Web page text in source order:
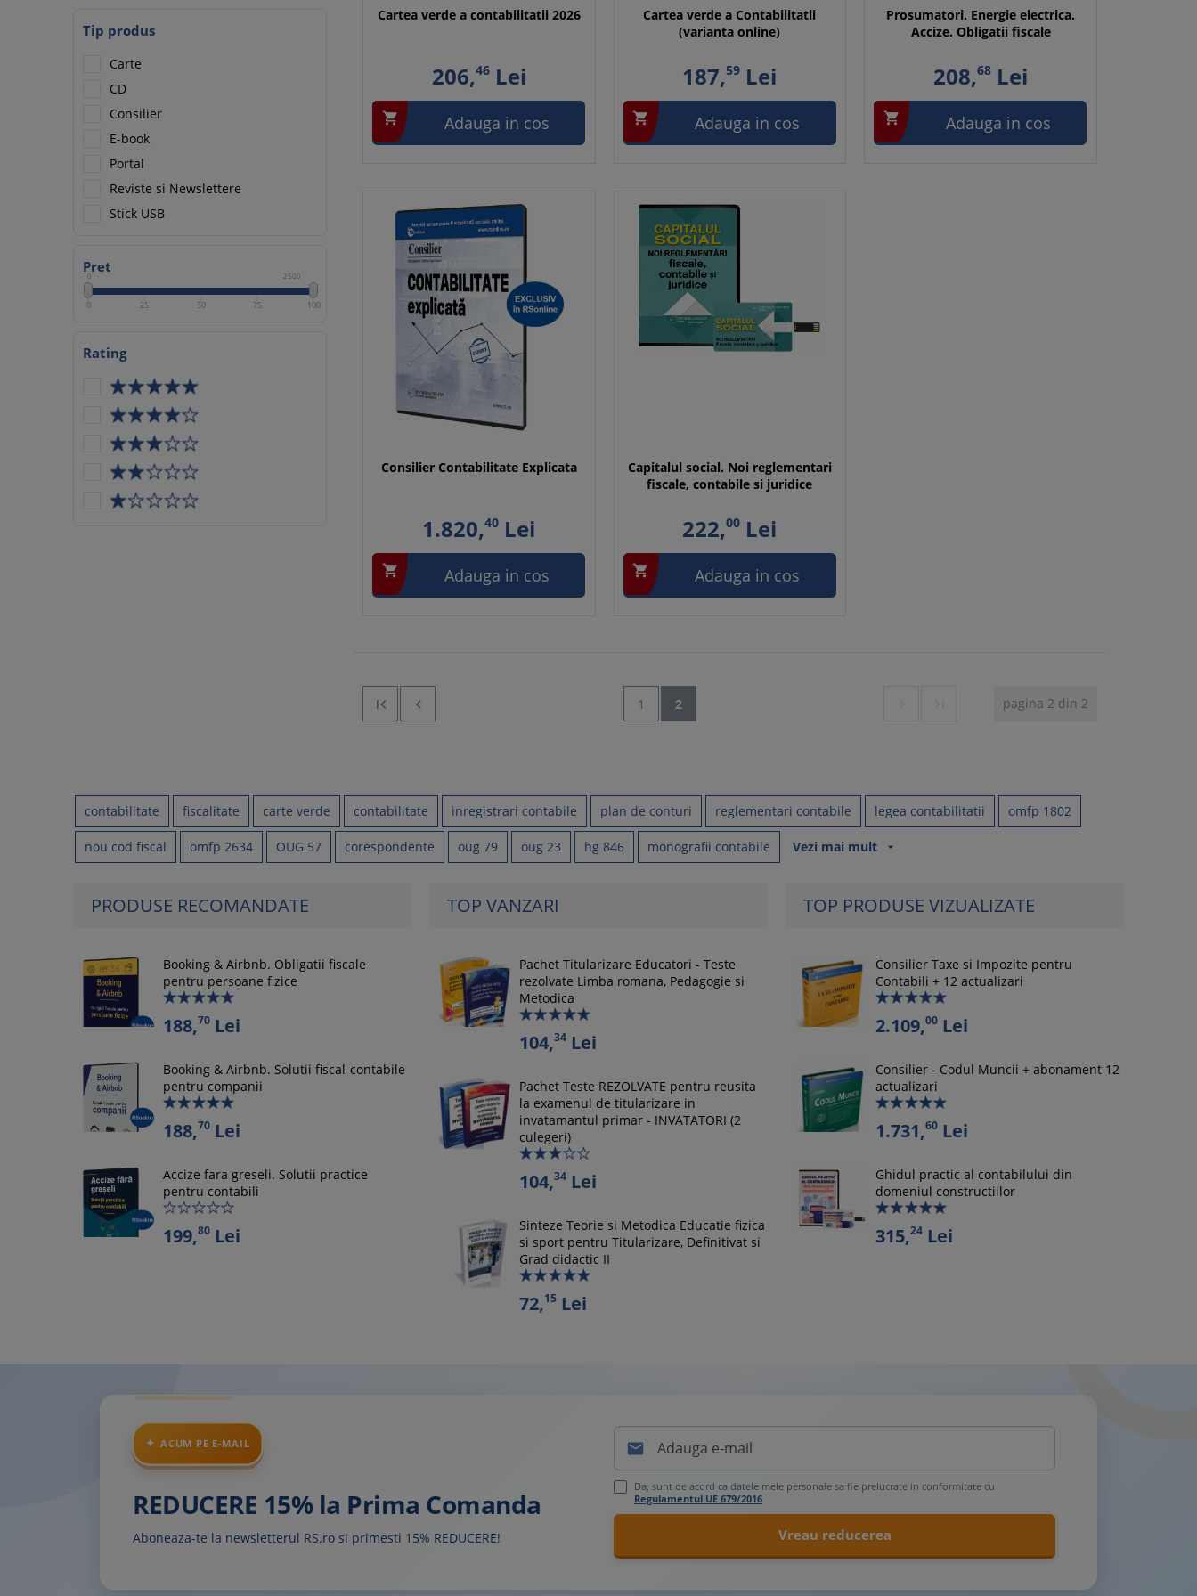
Tip produs
Carte
CD
Consilier
E-book
Portal
Reviste si Newslettere
Stick USB
Pret
0 2500
0 25 50 75 100
Rating
Cartea verde a contabilitatii 2026
206,46Lei
 Adauga in cos
Cartea verde a Contabilitatii
(varianta online)
187,59 Lei
 Adauga in cos
Prosumatori. Energie electrica.
Accize. Obligatii fiscale
208,68Lei
 Adauga in cos
Consilier Contabilitate Explicata
1.820,40 Lei
 Adauga in cos
Capitalul social. Noi reglementari
fiscale, contabile si juridice
222,00 Lei
 Adauga in cos
  1 2 pagina 2 din 2
contabilitate fiscalitate carte verde contabilitate inregistrari contabile plan de conturi reglementari contabile legea contabilitatii omfp 1802
nou cod fiscal omfp 2634 OUG 57 corespondente oug 79 oug 23 hg 846 monografii contabile Vezi mai mult arrow_drop_down
PRODUSE RECOMANDATE
Booking & Airbnb. Obligatii fiscale
pentru persoane fizice
188,70 Lei
Booking & Airbnb. Solutii fiscal-contabile
pentru companii
188,70 Lei
Accize fara greseli. Solutii practice
pentru contabili
199,80 Lei
TOP VANZARI
Pachet Titularizare Educatori - Teste
rezolvate Limba romana, Pedagogie si
Metodica
104,34Lei
Pachet Teste REZOLVATE pentru reusita
la examenul de titularizare in
invatamantul primar - INVATATORI (2
culegeri)
104,34Lei
Sinteze Teorie si Metodica Educatie fizica
si sport pentru Titularizare, Definitivat si
Grad didactic II
72,15Lei
TOP PRODUSE VIZUALIZATE
Consilier Taxe si Impozite pentru
Contabili + 12 actualizari
2.109,00Lei
Consilier - Codul Muncii + abonament 12
actualizari
1.731,60Lei
Ghidul practic al contabilului din
domeniul constructiilor
315,24Lei
ACUM PE E-MAIL
REDUCERE 15% la Prima Comanda
Aboneaza-te la newsletterul RS.ro si primesti 15% REDUCERE!

Da, sunt de acord ca datele mele personale sa fie prelucrate in conformitate cu
Regulamentul UE 679/2016